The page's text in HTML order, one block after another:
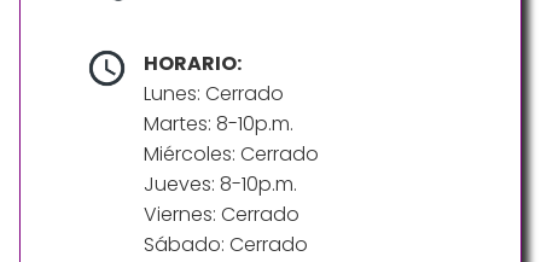
HORARIO:
Lunes: Cerrado
Martes: 8-10p.m.
Miércoles: Cerrado
Jueves: 8-10p.m.
Viernes: Cerrado
Sábado: Cerrado